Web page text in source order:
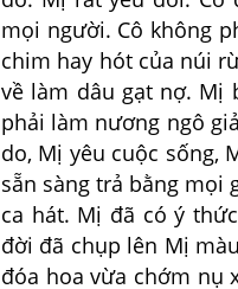
mọi người. Cô không
chim hay hót của núi
về làm dâu gạt nợ. Mị
phải làm nương ngô
do, Mị yêu cuộc sống,
sẵn sàng trả bằng mọi
ca hát. Mị đã có ý
đời đã chụp lên Mị
đóa hoa vừa chớm nụ